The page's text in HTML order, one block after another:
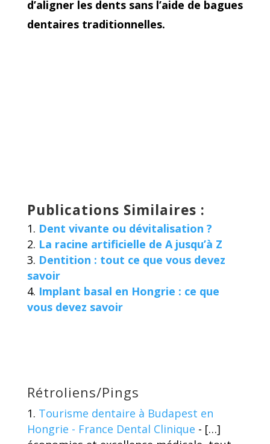
d’aligner les dents sans l’aide de bagues
dentaires traditionnelles.
Publications Similaires :
Dent vivante ou dévitalisation ?
La racine artificielle de A jusqu’à Z
Dentition : tout ce que vous devez
savoir
Implant basal en Hongrie : ce que
vous devez savoir
Rétroliens/Pings
Tourisme dentaire à Budapest en
Hongrie - France Dental Clinique - […]